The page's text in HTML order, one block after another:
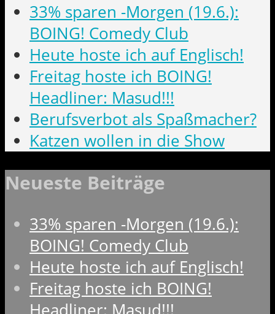
33% sparen -Morgen (19.6.):
BOING! Comedy Club
Heute hoste ich auf Englisch!
Freitag hoste ich BOING!
Headliner: Masud!!!
Berufsverbot als Spaßmacher?
Katzen wollen in die Show
Neueste Beiträge
33% sparen -Morgen (19.6.):
BOING! Comedy Club
Heute hoste ich auf Englisch!
Freitag hoste ich BOING!